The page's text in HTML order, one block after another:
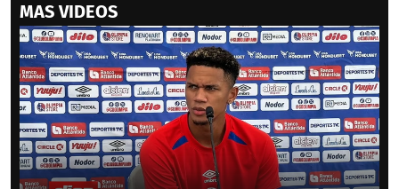
MAS VIDEOS